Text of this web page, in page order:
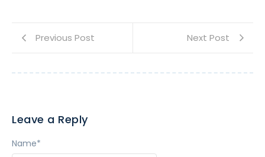
Previous Post Next Post
Leave a Reply
Name*